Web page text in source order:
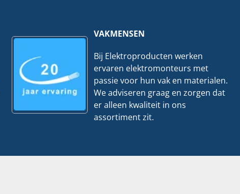
VAKMENSEN
Bij Elektroproducten werken
ervaren elektromonteurs met
passie voor hun vak en materialen.
We adviseren graag en zorgen dat
er alleen kwaliteit in ons
assortiment zit.